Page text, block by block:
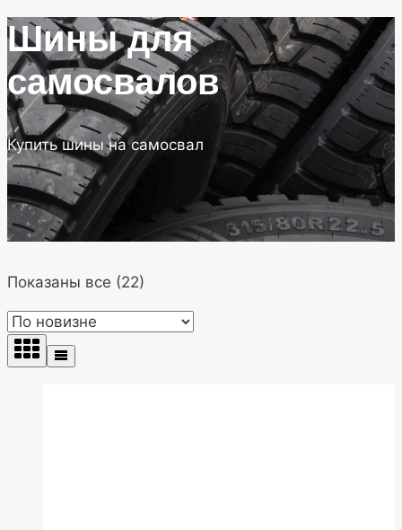
Шины для
самосвалов
Купить шины на самосвал
Показаны все (22)
недавние